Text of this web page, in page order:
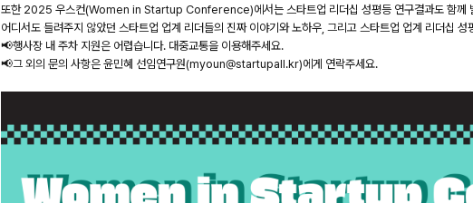
또한 2025 우스컨(Women in Startup Conference)에서는 스타트업 리더십 성평등 연구결과도 함께
어디서도 들려주지 않았던 스타트업 업계 리더들의 진짜 이야기와 노하우, 그리고 스타트업 업계 리더십
📢행사장 내 주차 지원은 어렵습니다. 대중교통을 이용해주세요.
📢그 외의 문의 사항은 윤민혜 선임연구원(myoun@startupall.kr)에게 연락주세요.